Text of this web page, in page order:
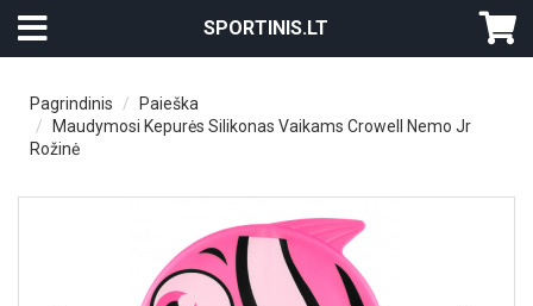
SPORTINIS.LT
Pagrindinis
Paieška
Maudymosi Kepurės Silikonas Vaikams Crowell Nemo Jr
Rožinė